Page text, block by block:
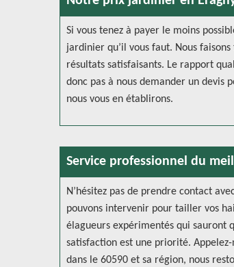
Si vous tenez à payer le moins
jardinier qu’il vous faut. Nous
résultats satisfaisants. Le rapport
donc pas à nous demander un
nous vous en établirons.
Service professionnel du
N’hésitez pas de prendre contact
pouvons intervenir pour tailler vos
élagueurs expérimentés qui sauront
satisfaction est une priorité.
dans le 60590 et sa région, nous